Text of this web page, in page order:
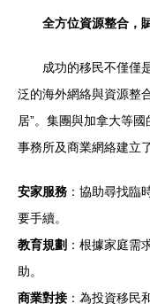
全方位資源整合，
成功的移民不僅僅
泛的海外網絡與資源整
居”。集團與加拿大等
事務所及商業網絡建立
安家服務 ：協助尋找臨
要手續。
教育規劃 ：根據家庭需
助。
商業對接 ：為投資移民